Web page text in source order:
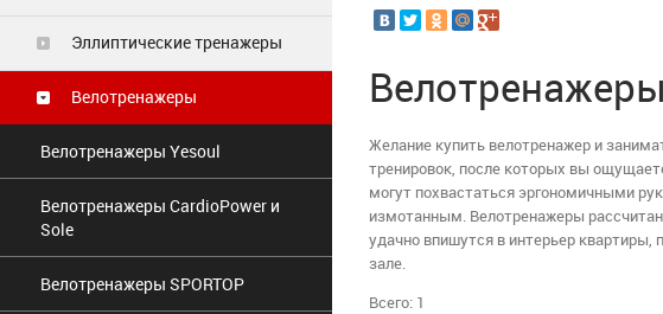
Эллиптические тренажеры
Велотренажеры
Велотренажеры Yesoul
Велотренажеры СardioPower и
Sole
Велотренажеры SPORTOP
Желание купить велотренажер и
тренировок, после которых вы
могут похвастаться эргономичными
измотанным. Велотренажеры
удачно впишутся в интерьер
зале.
Всего: 1